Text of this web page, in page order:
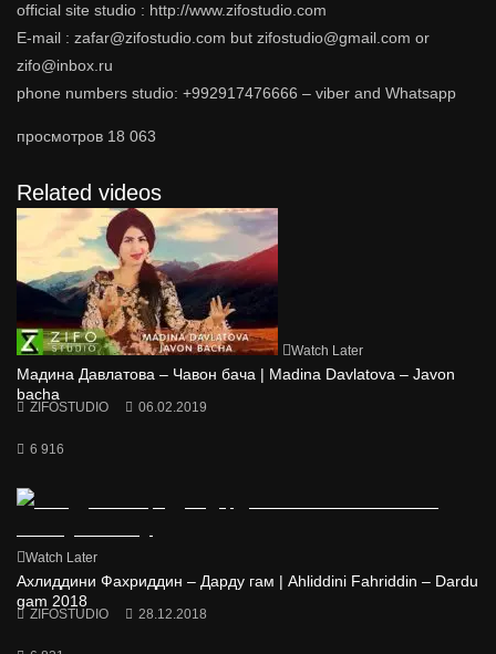
official site studio : http://www.zifostudio.com
E-mail : zafar@zifostudio.com but zifostudio@gmail.com or
zifo@inbox.ru
phone numbers studio: +992917476666 – viber and Whatsapp
просмотров 18 063
Related videos
Watch Later
Мадина Давлатова – Чавон бача | Madina Davlatova – Javon
bacha
ZIFOSTUDIO 06.02.2019
6 916
Watch Later
Ахлиддини Фахриддин – Дарду гам | Ahliddini Fahriddin – Dardu
gam 2018
ZIFOSTUDIO 28.12.2018